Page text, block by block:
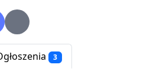
3